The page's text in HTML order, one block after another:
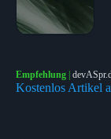
Empfehlung |
Kostenlos Artikel